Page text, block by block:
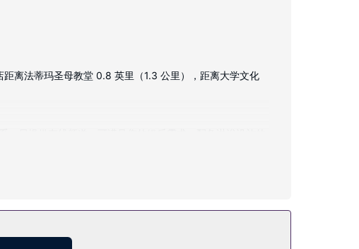
离法蒂玛圣母教堂 0.8 英里（1.3 公里），距离大学文化